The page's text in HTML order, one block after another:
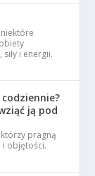
niektóre
i energii.
ją pod
pragną
i objętości.